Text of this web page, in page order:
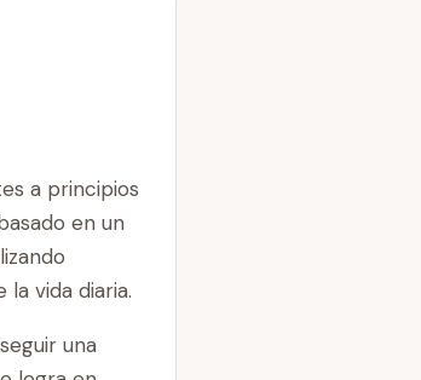
a principios
en un
vida diaria.
una